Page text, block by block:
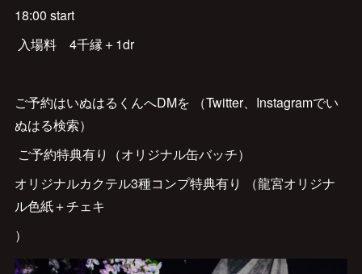
18:00 start
入場料 4千縁＋1dr
ご予約はいぬはるくんへDMを （Twitter、Instagramでい
ぬはる検索）
ご予約特典有り（オリジナル缶バッチ）
オリジナルカクテル3種コンプ特典有り （龍宮オリジナ
ル色紙＋チェキ
）